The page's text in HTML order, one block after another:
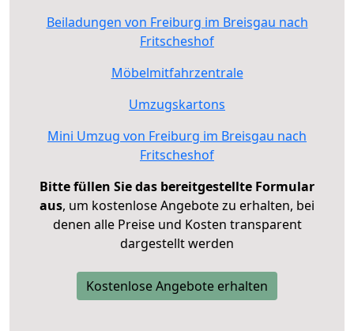
Beiladungen von Freiburg im Breisgau nach
Fritscheshof
Möbelmitfahrzentrale
Umzugskartons
Mini Umzug von Freiburg im Breisgau nach
Fritscheshof
Bitte füllen Sie das bereitgestellte Formular
aus, um kostenlose Angebote zu erhalten, bei
denen alle Preise und Kosten transparent
dargestellt werden
Kostenlose Angebote erhalten